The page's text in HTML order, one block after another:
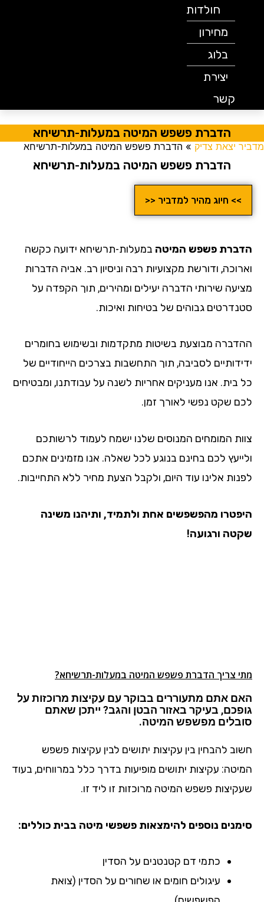
חולדות
מחירון
בלוג
יצירת
קשר
הדברת פשפש המיטה במעלות-תרשיחא
מדביר יצאת צדיק » הדברת פשפש המיטה במעלות-תרשיחא
הדברת פשפש המיטה במעלות-תרשיחא
>> חיוג מהיר למדביר <<
הדברת פשפש המיטה במעלות-תרשיחא ידועה כקשה
וארוכה, ודורשת מקצועיות רבה וניסיון רב. אביה הדברות
מציעה שירותי הדברה יעילים ומהירים, תוך הקפדה על
סטנדרטים גבוהים של בטיחות ואיכות.
ההדברה מבוצעת בשיטות מתקדמות ובשימוש בחומרים
ידידותיים לסביבה, תוך התחשבות בצרכים הייחודיים של
כל בית. אנו מעניקים אחריות לשנה על עבודתנו, ומבטיחים
לכם שקט נפשי לאורך זמן.
צוות המומחים המנוסים שלנו ישמח לעמוד לרשותכם
ולייעץ לכם בחינם בנוגע לכל שאלה. אנו מזמינים אתכם
לפנות אלינו עוד היום, ולקבל הצעת מחיר ללא התחייבות.
היפטרו מהפשפשים אחת ולתמיד, ותיהנו משינה
שקטה ורגועה!
מתי צריך הדברת פשפש המיטה במעלות-תרשיחא?
האם אתם מתעוררים בבוקר עם עקיצות מרוכזות על
גופכם, בעיקר באזור הבטן והגב? ייתכן שאתם
סובלים מפשפש המיטה.
חשוב להבחין בין עקיצות יתושים לבין עקיצות פשפש
המיטה: עקיצות יתושים מופיעות בדרך כלל במרווחים, בעוד
שעקיצות פשפש המיטה מרוכזות זו ליד זו.
סימנים נוספים להימצאות פשפשי מיטה בבית כוללים:
כתמי דם קטנטנים על הסדין
עיגולים חומים או שחורים על הסדין (צואת